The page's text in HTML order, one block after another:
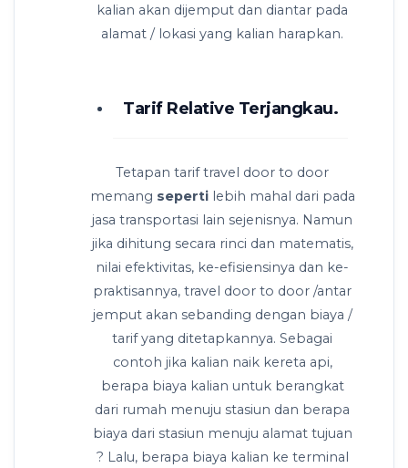
kalian akan dijemput dan diantar pada
alamat / lokasi yang kalian harapkan.
Tarif Relative Terjangkau.
Tetapan tarif travel door to door
memang sepertilebih mahal dari pada
jasa transportasi lain sejenisnya. Namun
jika dihitung secara rinci dan matematis,
nilai efektivitas, ke-efisiensinya dan ke-
praktisannya, travel door to door /antar
jemput akan sebanding dengan biaya /
tarif yang ditetapkannya. Sebagai
contoh jika kalian naik kereta api,
berapa biaya kalian untuk berangkat
dari rumah menuju stasiun dan berapa
biaya dari stasiun menuju alamat tujuan
? Lalu, berapa biaya kalian ke terminal